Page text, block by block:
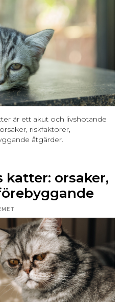
är ett akut och livshotande
riskfaktorer,
åtgärder.
katter: orsaker,